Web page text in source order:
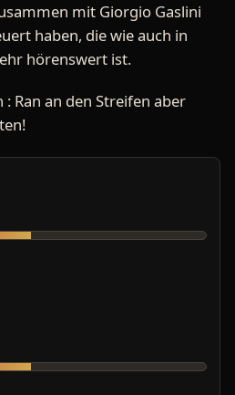
mit Giorgio Gaslini
haben, die wie auch in
hörenswert ist.
Ran an den Streifen aber